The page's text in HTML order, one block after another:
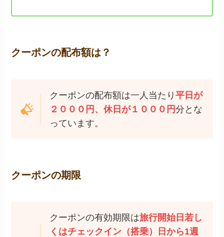
クーポンの配布額は？
クーポンの配布額は一人当たり 平日が
２０００円、休日が１０００円分とな
っています。
クーポンの期限
クーポンの有効期限は旅行開始日若し
くはチェックイン（搭乗）日から1週